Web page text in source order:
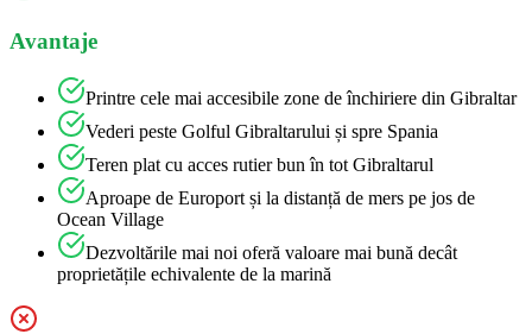
Avantaje
Printre cele mai accesibile zone de închiriere din Gibraltar
Vederi peste Golful Gibraltarului și spre Spania
Teren plat cu acces rutier bun în tot Gibraltarul
Aproape de Europort și la distanță de mers pe jos de
Ocean Village
Dezvoltările mai noi oferă valoare mai bună decât
proprietățile echivalente de la marină